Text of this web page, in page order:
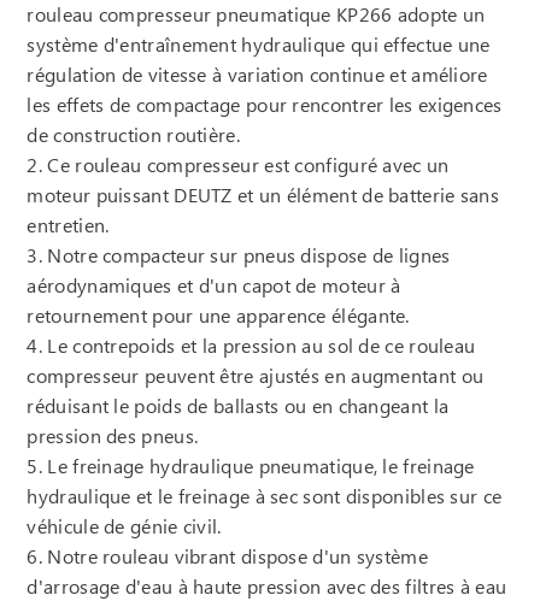
rouleau compresseur pneumatique KP266 adopte un
système d'entraînement hydraulique qui effectue une
régulation de vitesse à variation continue et améliore
les effets de compactage pour rencontrer les exigences
de construction routière.
2. Ce rouleau compresseur est configuré avec un
moteur puissant DEUTZ et un élément de batterie sans
entretien.
3. Notre compacteur sur pneus dispose de lignes
aérodynamiques et d'un capot de moteur à
retournement pour une apparence élégante.
4. Le contrepoids et la pression au sol de ce rouleau
compresseur peuvent être ajustés en augmentant ou
réduisant le poids de ballasts ou en changeant la
pression des pneus.
5. Le freinage hydraulique pneumatique, le freinage
hydraulique et le freinage à sec sont disponibles sur ce
véhicule de génie civil.
6. Notre rouleau vibrant dispose d'un système
d'arrosage d'eau à haute pression avec des filtres à eau